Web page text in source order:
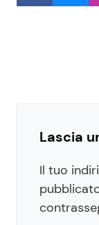
Lascia
Il tuo